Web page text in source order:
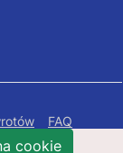
FAQ
cookie